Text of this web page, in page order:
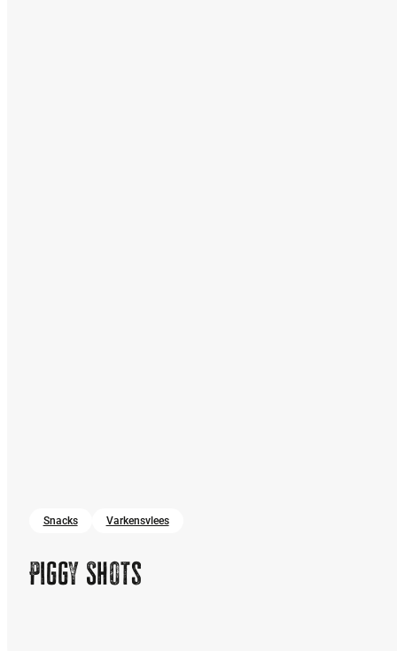
Snacks Varkensvlees
Piggy Shots